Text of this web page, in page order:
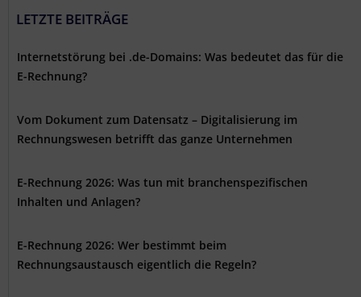
LETZTE BEITRÄGE
Internetstörung bei .de-Domains: Was bedeutet das für die
E-Rechnung?
Vom Dokument zum Datensatz – Digitalisierung im
Rechnungswesen betrifft das ganze Unternehmen
E-Rechnung 2026: Was tun mit branchenspezifischen
Inhalten und Anlagen?
E-Rechnung 2026: Wer bestimmt beim
Rechnungsaustausch eigentlich die Regeln?